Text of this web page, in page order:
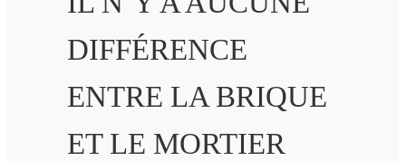
DIFFÉRENCE
ENTRE LA BRIQUE
ET LE MORTIER